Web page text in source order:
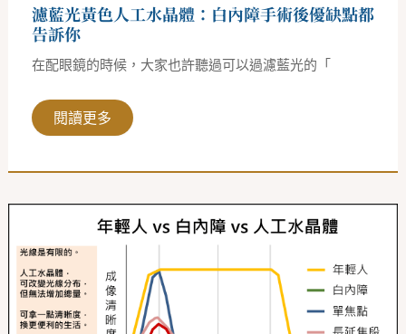
濾藍光黃色人工水晶體：白內障手術後優缺點都
告訴你
在配眼鏡的時候，大家也許聽過可以過濾藍光的「
優
缺
點
都
告
你
閱讀更多
多
與
延
長
焦
段
人